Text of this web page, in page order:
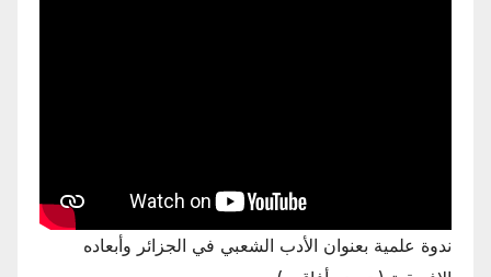
ندوة علمية بعنوان الأدب الشعبي في الجزائر وأبعاده